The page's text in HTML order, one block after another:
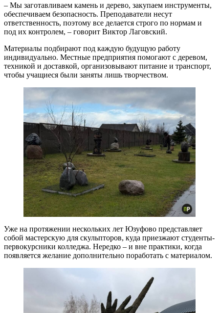
– Мы заготавливаем камень и дерево, закупаем инструменты,
обеспечиваем безопасность. Преподаватели несут
ответственность, поэтому все делается строго по нормам и
под их контролем, – говорит Виктор Лаговский.
Материалы подбирают под каждую будущую работу
индивидуально. Местные предприятия помогают с деревом,
техникой и доставкой, организовывают питание и транспорт,
чтобы учащиеся были заняты лишь творчеством.
Уже на протяжении нескольких лет Юзуфово представляет
собой мастерскую для скульпторов, куда приезжают студенты-
первокурсники колледжа. Нередко – и вне практики, когда
появляется желание дополнительно поработать с материалом.